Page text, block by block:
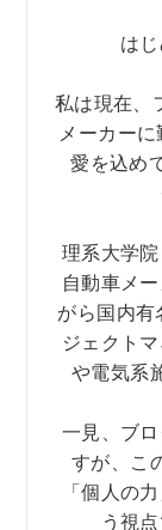
は
私は現在、
メーカー
愛を込め
理系大学
自動車メ
がら国内有
ジェクト
や電気系
一見、ブ
すが、こ
「個人の
う視